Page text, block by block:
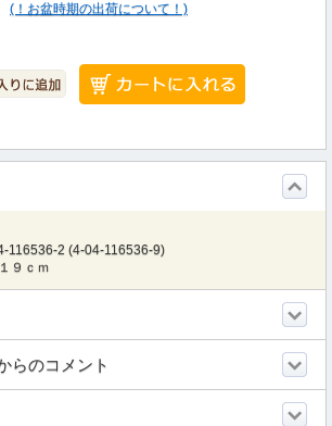
(！お盆時期の出荷について！)
116536-2 (4-04-116536-9)
９ｃｍ
らのコメント